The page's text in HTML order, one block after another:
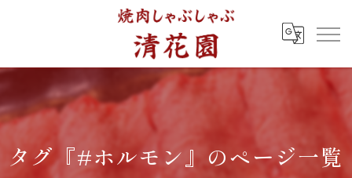
タグ『#ホルモン』のページ一覧